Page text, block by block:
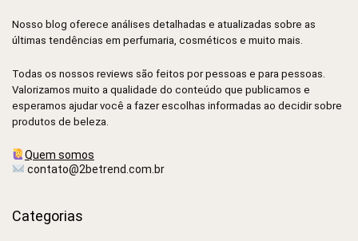
Nosso blog oferece análises detalhadas e atualizadas sobre as
últimas tendências em perfumaria, cosméticos e muito mais.
Todas os nossos reviews são feitos por pessoas e para pessoas.
Valorizamos muito a qualidade do conteúdo que publicamos e
esperamos ajudar você a fazer escolhas informadas ao decidir sobre
produtos de beleza.
Quem somos
contato@2betrend.com.br
Categorias